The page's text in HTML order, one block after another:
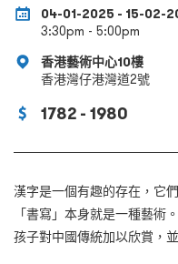
04-01-2025 - 15-02-
3:30pm - 5:00pm
香港藝術中心10樓
香港灣仔港灣道2號
1782 - 1980
漢字是一個有趣的存在，它
「書寫」本身就是一種藝術
孩子對中國傳統加以欣賞，